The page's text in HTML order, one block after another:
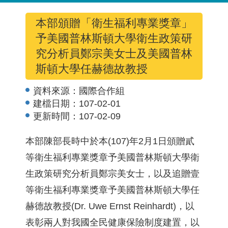
本部頒贈「衛生福利專業獎章」
予美國普林斯頓大學衛生政策研
究分析員鄭宗美女士及美國普林
斯頓大學任赫德故教授
資料來源： 國際合作組
建檔日期： 107-02-01
更新時間： 107-02-09
本部陳部長時中於本(107)年2月1日頒贈貳
等衛生福利專業獎章予美國普林斯頓大學衛
生政策研究分析員鄭宗美女士，以及追贈壹
等衛生福利專業獎章予美國普林斯頓大學任
赫德故教授(Dr. Uwe Ernst Reinhardt)，以
表彰兩人對我國全民健康保險制度建置，以